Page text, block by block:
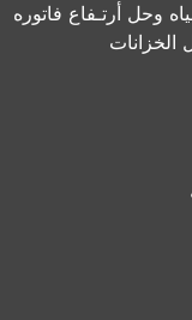
وحل أرتـفاع فاتوره
الخزانات